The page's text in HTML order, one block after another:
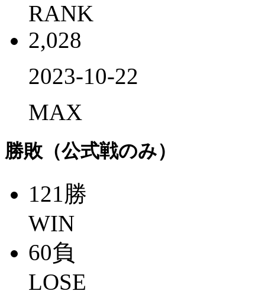
RANK
2,028
2023-10-22
MAX
勝敗（公式戦のみ）
121 勝
WIN
60負
LOSE